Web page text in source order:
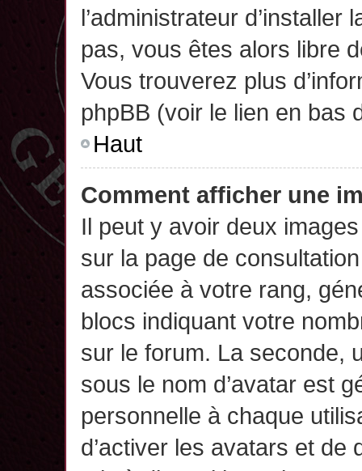
l’administrateur d’installer
pas, vous êtes alors libre
Vous trouverez plus
phpBB (voir le lien en bas
Haut
Comment afficher une
Il peut y avoir deux
sur la page de
associée à votre rang,
blocs indiquant votre
sur le forum. La seconde,
sous le nom d’avatar est
personnelle à chaque
d’activer les avatars et de